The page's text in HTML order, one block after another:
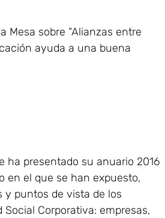
Mesa sobre “Alianzas entre
ayuda a una buena
ha presentado su anuario 2016
en el que se han expuesto,
y puntos de vista de los
Corporativa: empresas,